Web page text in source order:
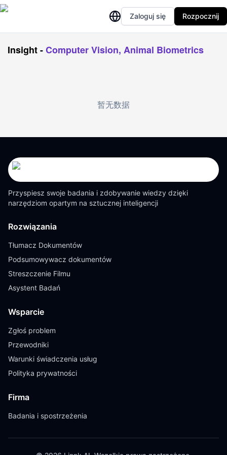
Zaloguj się Rozpocznij
Insight-Computer Vision, Animal Biometrics
暂无数据
Przyspiesz swoje badania i zdobywanie wiedzy dzięki
narzędziom opartym na sztucznej inteligencji
Rozwiązania
Tłumacz Dokumentów
Podsumowywacz dokumentów
Streszczenie Filmu
Asystent Badań
Wsparcie
Zgłoś problem
Przewodniki
Warunki świadczenia usług
Polityka prywatności
Firma
Badania i spostrzeżenia